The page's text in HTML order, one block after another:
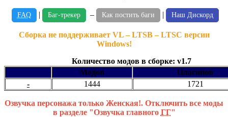
FAQ | Баг-трекер – Как постить баги | Наш Дискорд
Сборка не поддерживает VL – LTSB – LTSC версии
Windows!
Количество модов в сборке: v1.7
Модов
Плагинов
-
1444 1721
Озвучка персонажа только Женская!. Отключить все моды
в разделе "Озвучка главного ГГ"